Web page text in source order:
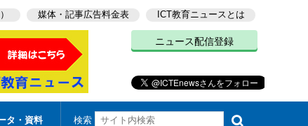
媒体・記事広告料金表 ICT教育ニュースとは
ニュース配信登録
タ・資料 検索